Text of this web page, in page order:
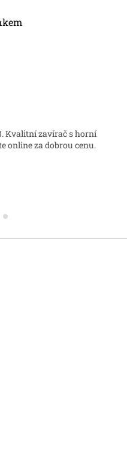
Kvalitní zavírač s horní
online za dobrou cenu.